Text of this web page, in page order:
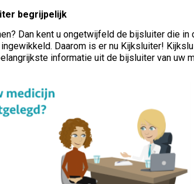
begrijpelijk
Dan kent u ongetwijfeld de bijsluiter die
Daarom is er nu Kijksluiter!
informatie uit de bijsluiter van uw